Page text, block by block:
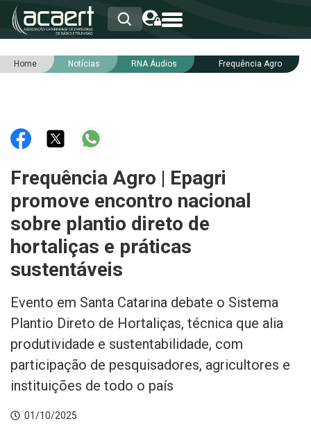
HOME
RNA
NOTÍCIAS
SERVIÇOS
INTEGRIDADE
Home Notícias RNA Áudios Frequência Agro
Frequência Agro | Epagri
promove encontro nacional
sobre plantio direto de
hortaliças e práticas
sustentáveis
Evento em Santa Catarina debate o Sistema
Plantio Direto de Hortaliças, técnica que alia
produtividade e sustentabilidade, com
participação de pesquisadores, agricultores e
instituições de todo o país
01/10/2025